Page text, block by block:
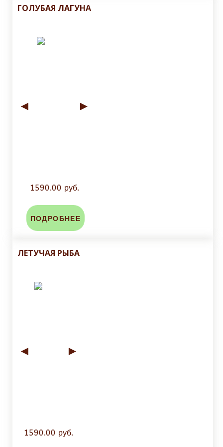
ГОЛУБАЯ ЛАГУНА
◄ ►
1590.00 руб.
ПОДРОБНЕЕ
ЛЕТУЧАЯ РЫБА
◄ ►
1590.00 руб.